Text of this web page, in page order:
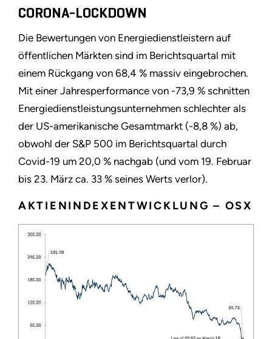
CORONA-LOCKDOWN
Die Bewertungen von Energiedienstleistern auf
öffentlichen Märkten sind im Berichtsquartal mit
einem Rückgang von 68,4 % massiv eingebrochen.
Mit einer Jahresperformance von -73,9 % schnitten
Energiedienstleistungsunternehmen schlechter als
der US-amerikanische Gesamtmarkt (-8,8 %) ab,
obwohl der S&P 500 im Berichtsquartal durch
Covid-19 um 20,0 % nachgab (und vom 19. Februar
bis 23. März ca. 33 % seines Werts verlor).
AKTIENINDEXENTWICKLUNG – OSX